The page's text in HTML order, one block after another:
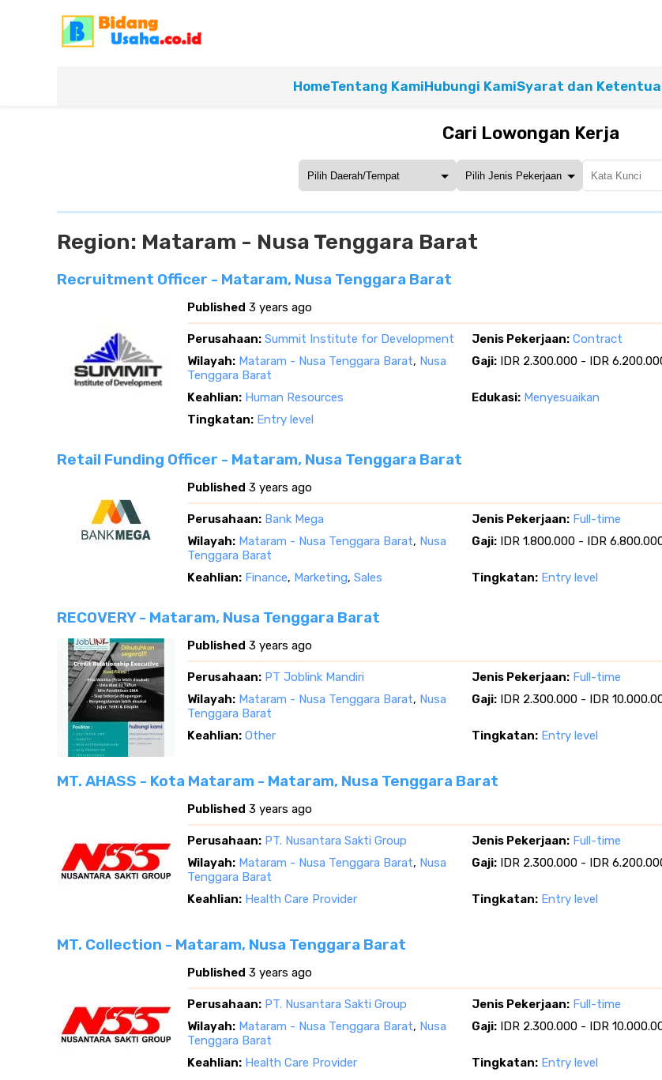
HomeTentang KamiHubungi KamiSyarat dan
Cari Lowongan Kerja
Region: Mataram - Nusa Tenggara Barat
Recruitment Officer - Mataram, Nusa Tenggara Barat
Published 3 years ago
Perusahaan: Summit Institute for Development Jenis Pekerjaan: Contract
Wilayah: Mataram - Nusa Tenggara Barat, Nusa
Tenggara Barat
Gaji: IDR 2.300.000 - IDR
Keahlian: Human Resources Edukasi: Menyesuaikan
Tingkatan: Entry level
Retail Funding Officer - Mataram, Nusa Tenggara Barat
Published 3 years ago
Perusahaan: Bank Mega Jenis Pekerjaan: Full-time
Wilayah: Mataram - Nusa Tenggara Barat, Nusa
Tenggara Barat
Gaji: IDR 1.800.000 - IDR
Keahlian: Finance, Marketing, Sales Tingkatan: Entry level
RECOVERY - Mataram, Nusa Tenggara Barat
Published 3 years ago
Perusahaan: PT Joblink Mandiri Jenis Pekerjaan: Full-time
Wilayah: Mataram - Nusa Tenggara Barat, Nusa
Tenggara Barat
Gaji: IDR 2.300.000 - IDR
Keahlian: Other Tingkatan: Entry level
MT. AHASS - Kota Mataram - Mataram, Nusa Tenggara Barat
Published 3 years ago
Perusahaan: PT. Nusantara Sakti Group Jenis Pekerjaan: Full-time
Wilayah: Mataram - Nusa Tenggara Barat, Nusa
Tenggara Barat
Gaji: IDR 2.300.000 - IDR
Keahlian: Health Care Provider Tingkatan: Entry level
MT. Collection - Mataram, Nusa Tenggara Barat
Published 3 years ago
Perusahaan: PT. Nusantara Sakti Group Jenis Pekerjaan: Full-time
Wilayah: Mataram - Nusa Tenggara Barat, Nusa
Tenggara Barat
Gaji: IDR 2.300.000 - IDR
Keahlian: Health Care Provider Tingkatan: Entry level